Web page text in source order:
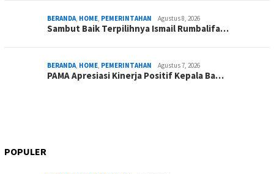
BERANDA, HOME, PEMERINTAHAN Agustus 8, 2026
Sambut Baik Terpilihnya Ismail Rumbalifa…
BERANDA, HOME, PEMERINTAHAN Agustus 7, 2026
PAMA Apresiasi Kinerja Positif Kepala Ba…
POPULER